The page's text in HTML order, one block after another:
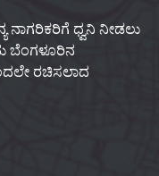
ಧ್ವನಿ ನೀಡಲು
ಬೆಂಗಳೂರಿನ
ರಚಿಸಲಾದ